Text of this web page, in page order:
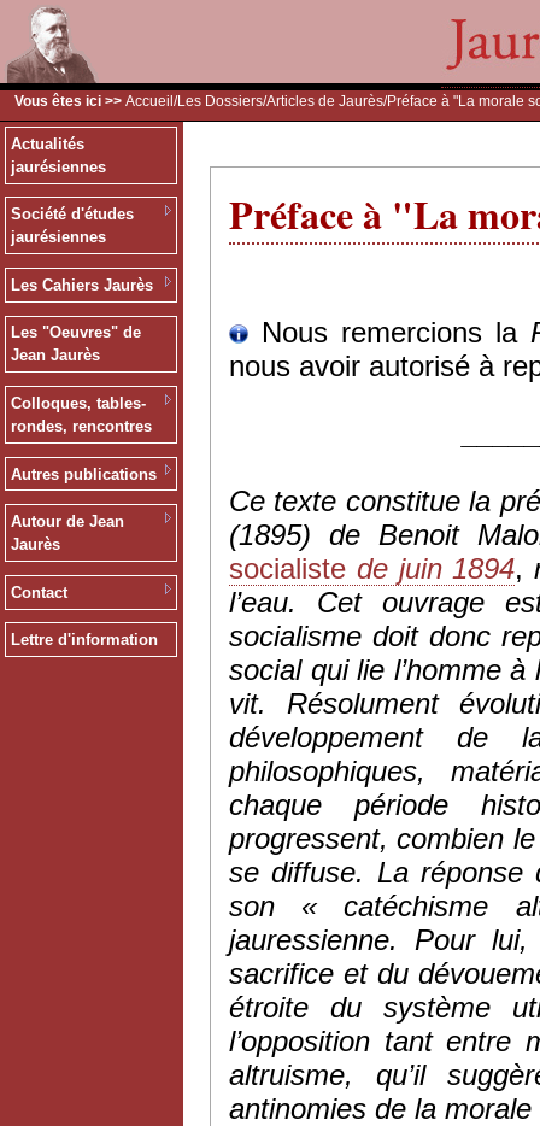
Vous êtes ici >> Accueil /Les Dossiers/Articles de Jaurès/Préface à "La morale
Actualités
jaurésiennes
Société d'études
jaurésiennes
Les Cahiers Jaurès
Les "Oeuvres" de
Jean Jaurès
Colloques, tables-
rondes, rencontres
Autres publications
Autour de Jean
Jaurès
Contact
Lettre d'information
Préface à "La
Nous remercions la
nous avoir autorisé à
Ce texte constitue la
(1895) de Benoit
socialiste de juin 1894,
l’eau. Cet ouvrage
socialisme doit donc
social qui lie l’homme
vit. Résolument
développement de
philosophiques,
chaque période
progressent, combien
se diffuse. La réponse
son « catéchisme
jauressienne. Pour
sacrifice et du
étroite du système
l’opposition tant entre
altruisme, qu’il
antinomies de la